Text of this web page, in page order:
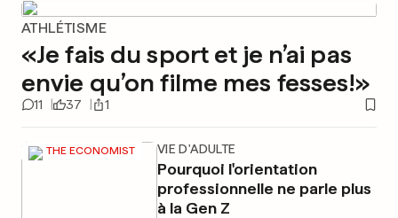
ATHLÉTISME
«Je fais du sport et je n’ai pas
envie qu’on filme mes fesses!»
11 37 1
THE ECONOMIST VIE D'ADULTE
Pourquoi l'orientation
professionnelle ne parle plus
à la Gen Z